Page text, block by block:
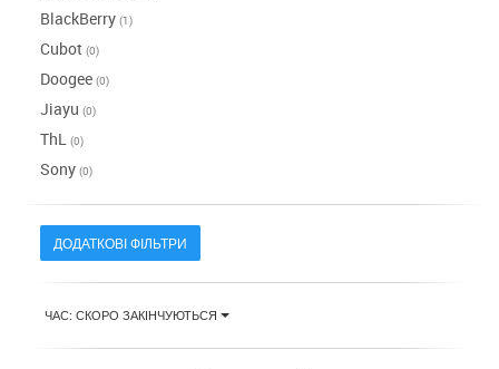
BlackBerry (1)
Cubot (0)
Doogee (0)
Jiayu (0)
ThL (0)
Sony (0)
ДОДАТКОВІ ФІЛЬТРИ
ЧАС: СКОРО ЗАКІНЧУЮТЬСЯ